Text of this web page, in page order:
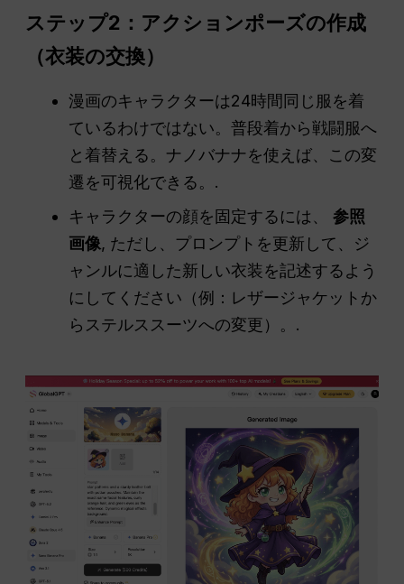
ステップ2：アクションポーズの作成
（衣装の交換）
漫画のキャラクターは24時間同じ服を着
ているわけではない。普段着から戦闘服へ
と着替える。ナノバナナを使えば、この変
遷を可視化できる。.
キャラクターの顔を固定するには、参照
画像, ただし、プロンプトを更新して、ジ
ャンルに適した新しい衣装を記述するよう
にしてください（例：レザージャケットか
らステルススーツへの変更）。.